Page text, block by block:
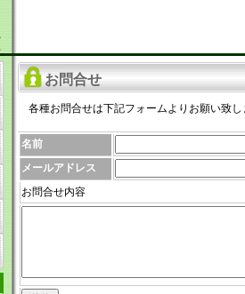
お問合せ
各種お問合せは下記フォームよりお願い致し
名前
メールアドレス
お問合せ内容